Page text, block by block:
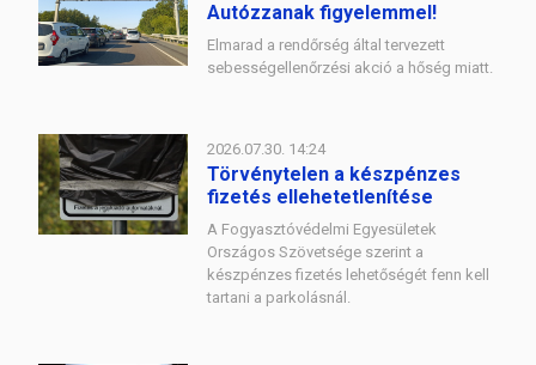
Autózzanak figyelemmel!
Elmarad a rendőrség által tervezett
sebességellenőrzési akció a hőség miatt.
2026.07.30. 14:24
Törvénytelen a készpénzes
fizetés ellehetetlenítése
A Fogyasztóvédelmi Egyesületek
Országos Szövetsége szerint a
készpénzes fizetés lehetőségét fenn kell
tartani a parkolásnál.